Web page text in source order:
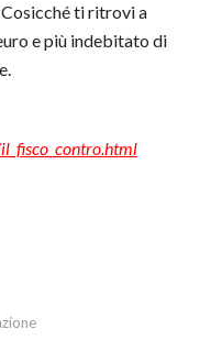
ti ritrovi a
e più indebitato di